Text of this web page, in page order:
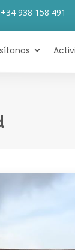
+34 938 158 491